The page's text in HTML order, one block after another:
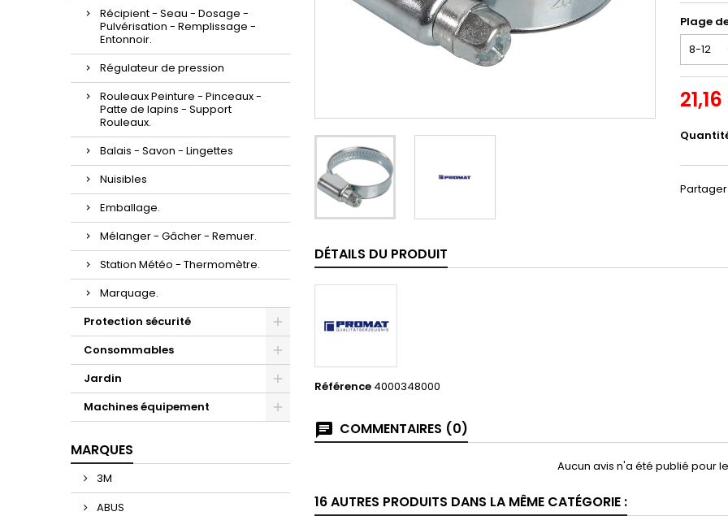
Récipient - Seau - Dosage -
Pulvérisation - Remplissage -
Entonnoir.
Régulateur de pression
Rouleaux Peinture - Pinceaux -
Patte de lapins - Support
Rouleaux.
Balais - Savon - Lingettes
Nuisibles
Emballage.
Mélanger - Gâcher - Remuer.
Station Météo - Thermomètre.
Marquage.
Protection sécurité
Consommables
Jardin
Machines équipement
MARQUES
3M
ABUS
Plage
Partager
DÉTAILS DU PRODUIT
Référence 4000348000
COMMENTAIRES (0)
Aucun avis n'a été publié pour
16 AUTRES PRODUITS DANS LA MÊME CATÉGORIE :